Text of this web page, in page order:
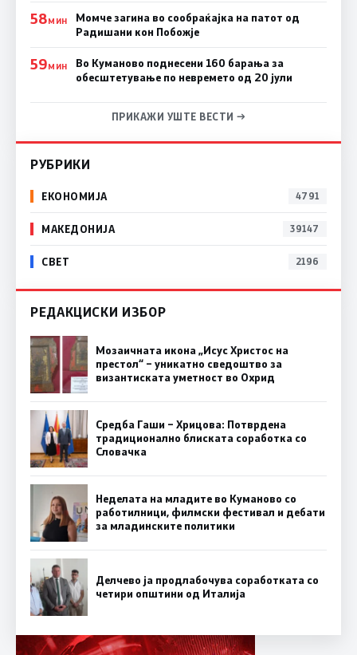
58МИН
Момче загина во сообраќајка на патот од
Радишани кон Побожје
59МИН
Во Куманово поднесени 160 барања за
обесштетување по невремето од 20 јули
ПРИКАЖИ УШТЕ ВЕСТИ →
РУБРИКИ
ЕКОНОМИЈА 4791
МАКЕДОНИЈА 39147
СВЕТ 2196
РЕДАКЦИСКИ ИЗБОР
Мозаичната икона „Исус Христос на
престол“ – уникатно сведоштво за
византиската уметност во Охрид
Средба Гаши – Хрицова: Потврдена
традиционално блиската соработка со
Словачка
Неделата на младите во Куманово со
работилници, филмски фестивал и дебати
за младинските политики
Делчево ја продлабочува соработката со
четири општини од Италија